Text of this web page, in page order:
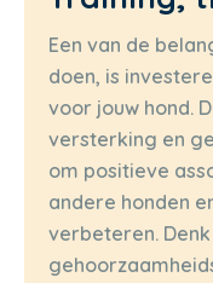
Een van de
doen, is
voor jouw hond.
versterking en
om positieve
andere honden
verbeteren.